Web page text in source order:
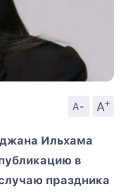
A- A
+
Ильхама
в
праздника